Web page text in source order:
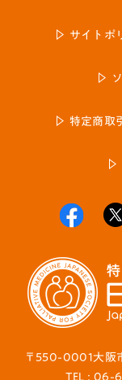
〒550-0001大阪
TEL : 06-
サイトポ
特定商取